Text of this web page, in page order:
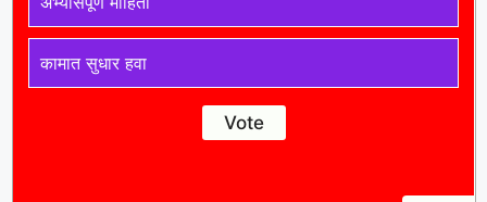
कामात सुधार हवा